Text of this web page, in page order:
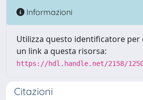
Informazioni
Utilizza questo identificatore per
un link a questa risorsa:
https://hdl.handle.net/2158/
Citazioni